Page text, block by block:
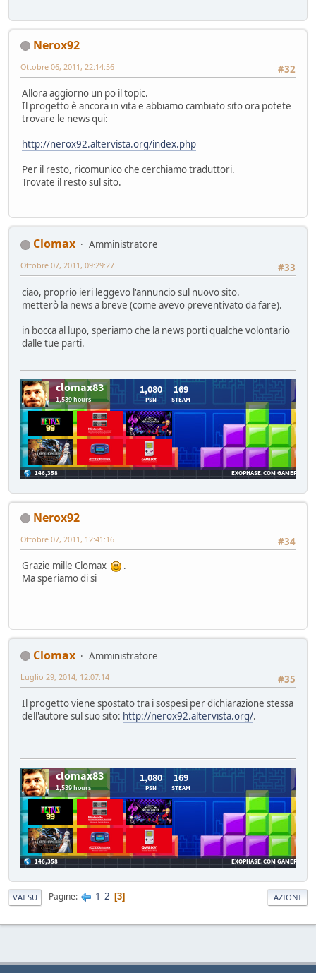
Nerox92
#32
Ottobre 06, 2011, 22:14:56
Allora aggiorno un po il topic.
Il progetto è ancora in vita e abbiamo cambiato sito ora potete
trovare le news qui:
http://nerox92.altervista.org/index.php
Per il resto, ricomunico che cerchiamo traduttori.
Trovate il resto sul sito.
Clomax
Amministratore
#33
Ottobre 07, 2011, 09:29:27
ciao, proprio ieri leggevo l'annuncio sul nuovo sito.
metterò la news a breve (come avevo preventivato da fare).
in bocca al lupo, speriamo che la news porti qualche volontario
dalle tue parti.
Nerox92
#34
Ottobre 07, 2011, 12:41:16
Grazie mille Clomax
.
Ma speriamo di si
Clomax
Amministratore
#35
Luglio 29, 2014, 12:07:14
Il progetto viene spostato tra i sospesi per dichiarazione stessa
dell'autore sul suo sito: http://nerox92.altervista.org/.
VAI SU Pagine 1 2 3 AZIONI